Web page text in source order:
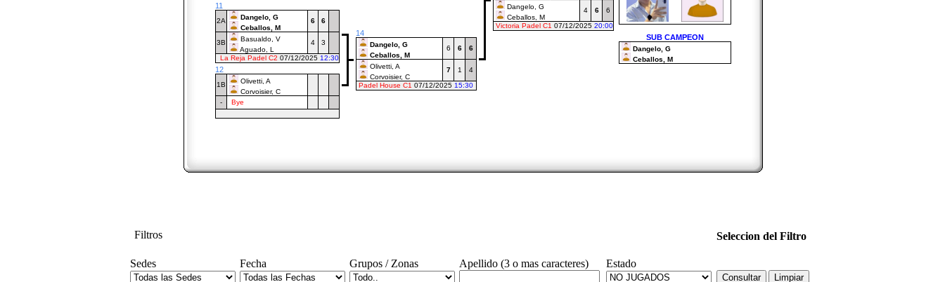
Dangelo, G
Ceballos, M
4 6
6
Victoria Padel C1 07/12/2025 20:00
SUB CAMPEON
Dangelo, G
Ceballos, M
11
2A
Dangelo, G
Ceballos, M
6 6
3B
Basualdo, V
Aguado, L
4
3
La Reja Padel C2 07/12/2025 12:30
14
Dangelo, G
Ceballos, M
6 6 6
Olivetti, A
Corvoisier, C
7 1
4
Padel House C1 07/12/2025 15:30
12
1B
Olivetti, A
Corvoisier, C
-
Bye
Filtros Seleccion del Filtro
Sedes Fecha Grupos / Zonas Apellido (3 o mas caracteres) Estado